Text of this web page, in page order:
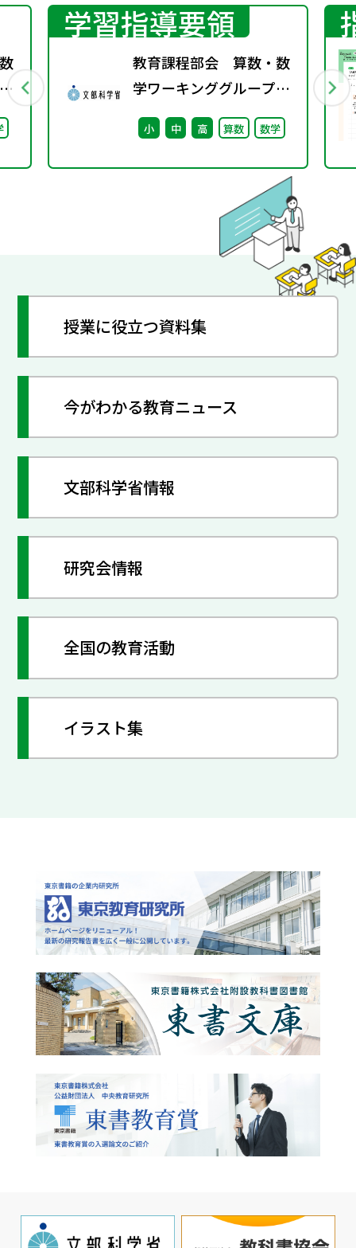
学習指導要領
教育課程部会 算数・数
学ワーキンググループ
（第1回） 配付資料
小 中 高 算数 数学
授業に役立つ資料集
今がわかる教育ニュース
文部科学省情報
研究会情報
全国の教育活動
イラスト集